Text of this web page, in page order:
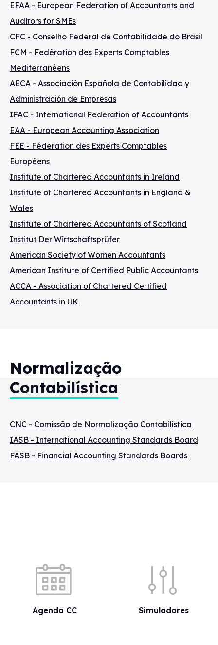
EFAA - European Federation of Accountants and
Auditors for SMEs
CFC - Conselho Federal de Contabilidade do Brasil
FCM - Fedération des Experts Comptables
Mediterranéens
AECA - Associación Española de Contabilidad y
Administración de Empresas
IFAC - International Federation of Accountants
EAA - European Accounting Association
FEE - Féderation des Experts Comptables
Européens
Institute of Chartered Accountants in Ireland
Institute of Chartered Accountants in England &
Wales
Institute of Chartered Accountants of Scotland
Institut Der Wirtschaftsprüfer
American Society of Women Accountants
American Institute of Certified Public Accountants
ACCA - Association of Chartered Certified
Accountants in UK
Normalização
Contabilística
CNC - Comissão de Normalização Contabilística
IASB - International Accounting Standards Board
FASB - Financial Accounting Standards Boards
Agenda CC Simuladores